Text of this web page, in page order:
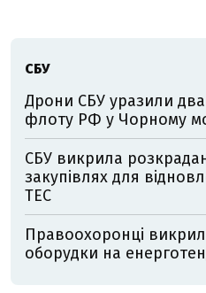
СБУ
Дрони СБУ уразили
флоту РФ у Чорному
СБУ викрила
закупівлях для
ТЕС
Правоохоронці
оборудки на